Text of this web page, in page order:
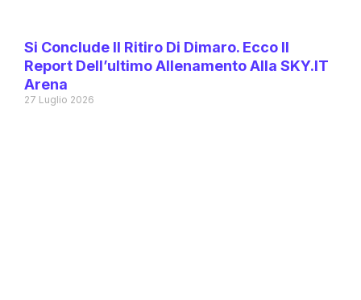
Si Conclude Il Ritiro Di Dimaro. Ecco Il
Report Dell’ultimo Allenamento Alla SKY.IT
Arena
27 Luglio 2026